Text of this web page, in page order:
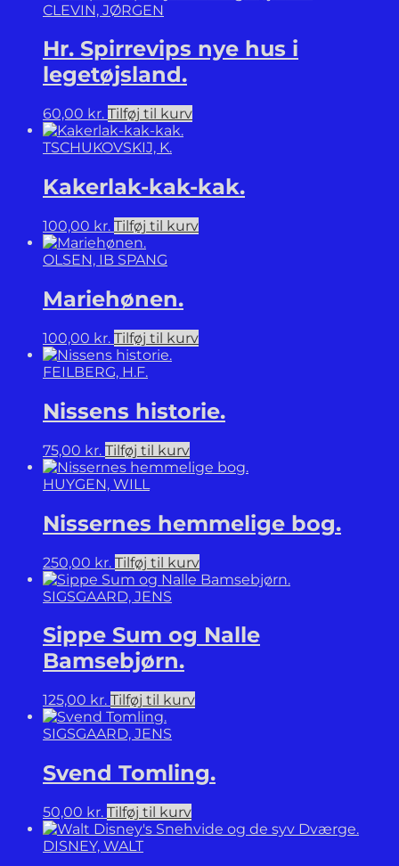
CLEVIN, JØRGEN
Hr. Spirrevips nye hus i
legetøjsland.
60,00 kr. Tilføj til kurv
TSCHUKOVSKIJ, K.
Kakerlak-kak-kak.
100,00 kr. Tilføj til kurv
OLSEN, IB SPANG
Mariehønen.
100,00 kr. Tilføj til kurv
FEILBERG, H.F.
Nissens historie.
75,00 kr. Tilføj til kurv
HUYGEN, WILL
Nissernes hemmelige bog.
250,00 kr. Tilføj til kurv
SIGSGAARD, JENS
Sippe Sum og Nalle
Bamsebjørn.
125,00 kr. Tilføj til kurv
SIGSGAARD, JENS
Svend Tomling.
50,00 kr. Tilføj til kurv
DISNEY, WALT